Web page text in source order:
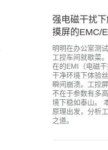
强电磁干扰
摸屏的EMC/
明明在办公室测
工控车间就歇菜
在的EMI（电磁
干净环境下体验
瞬间崩溃。工控
不在于参数有多
境下稳如泰山。
原理出发，分析
之道。